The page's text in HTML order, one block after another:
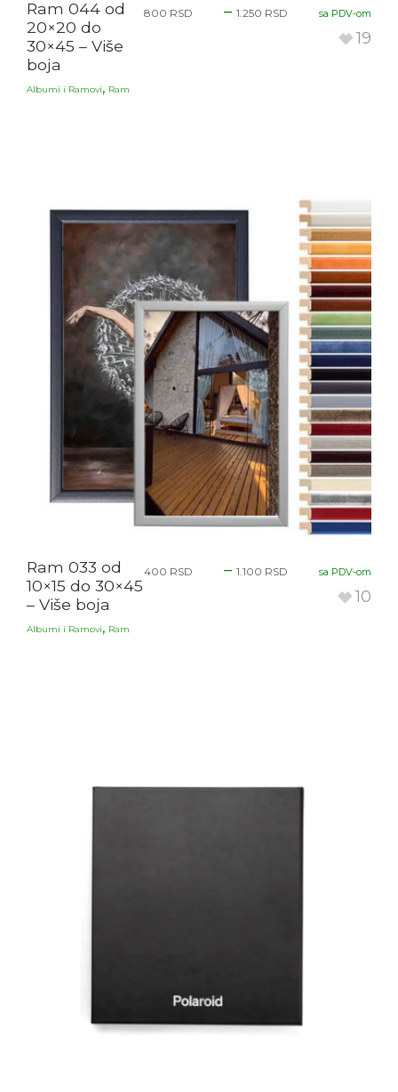
Ram 044 od
20×20 do
30×45 – Više
boja
Albumi i Ramovi, Ram
800 RSD – 1.250 RSD sa PDV-om
19
Ram 033 od
10×15 do 30×45
– Više boja
Albumi i Ramovi, Ram
400 RSD – 1.100 RSD sa PDV-om
10